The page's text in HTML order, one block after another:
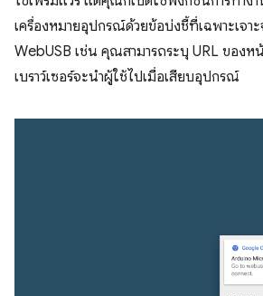
เครื่องหมายอุปกรณ์ด้วยข้อบ่งชี้ที่เฉพาะเจาะ
WebUSB เช่น คุณสามารถระบุ URL ของ
เบราว์เซอร์จะนําผู้ใช้ไปเมื่อเสียบอุปกรณ์